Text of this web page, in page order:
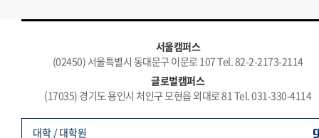
서울캠퍼스
(02450) 서울특별시 동대문구 이문로 107 Tel. 82-2-2173-2114
글로벌캠퍼스
(17035) 경기도 용인시 처인구 모현읍 외대로 81 Tel. 031-330-4114
대학 / 대학원